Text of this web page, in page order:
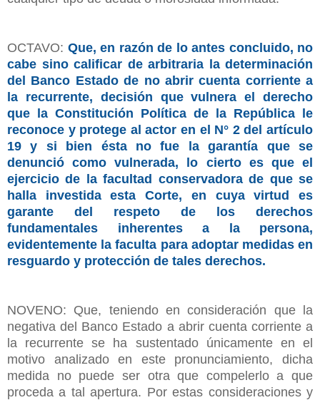
OCTAVO: Que, en razón de lo antes concluido, no
cabe sino calificar de arbitraria la determinación
del Banco Estado de no abrir cuenta corriente a
la recurrente, decisión que vulnera el derecho
que la Constitución Política de la República le
reconoce y protege al actor en el N° 2 del artículo
19 y si bien ésta no fue la garantía que se
denunció como vulnerada, lo cierto es que el
ejercicio de la facultad conservadora de que se
halla investida esta Corte, en cuya virtud es
garante del respeto de los derechos
fundamentales inherentes a la persona,
evidentemente la faculta para adoptar medidas en
resguardo y protección de tales derechos.
NOVENO: Que, teniendo en consideración que la
negativa del Banco Estado a abrir cuenta corriente a
la recurrente se ha sustentado únicamente en el
motivo analizado en este pronunciamiento, dicha
medida no puede ser otra que compelerlo a que
proceda a tal apertura. Por estas consideraciones y